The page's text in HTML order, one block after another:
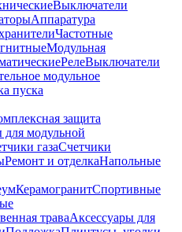
Выключатели
Аппаратура
Частотные
Модульная
РелеВыключатели
модульное
пуска
защита
для модульной
газаСчетчики
Ремонт и отделкаНапольные
КерамогранитСпортивные
траваАксессуары для